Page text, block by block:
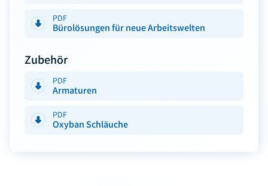
PDF
Bürolösungen für neue Arbeitswelten
Zubehör
PDF
Armaturen
PDF
Oxyban Schläuche